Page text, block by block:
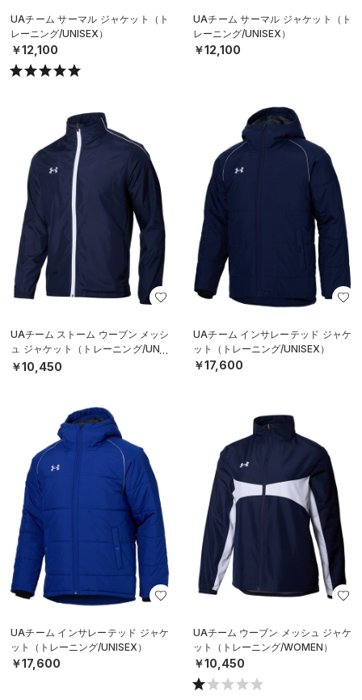
UAチーム サーマル ジャケット（ト
レーニング/UNISEX）
￥12,100
UAチーム サーマル ジャケット（ト
レーニング/UNISEX）
￥12,100
UAチーム ストーム ウーブン メッシ
ュ ジャケット（トレーニング/UNIS
EX）
￥10,450
UAチーム インサレーテッド ジャケ
ット（トレーニング/UNISEX）
￥17,600
UAチーム インサレーテッド ジャケ
ット（トレーニング/UNISEX）
￥17,600
UAチーム ウーブン メッシュ ジャケ
ット（トレーニング/WOMEN）
￥10,450